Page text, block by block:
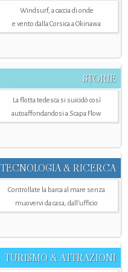
Windsurf, a caccia di onde
e vento dalla Corsica a Okinawa
STORIE
La flotta tedesca si suicidò così
autoaffondandosi a Scapa Flow
TECNOLOGIA & RICERCA
Controllate la barca al mare senza
muovervi da casa, dall’ufficio
TURISMO & ATTRAZIONI